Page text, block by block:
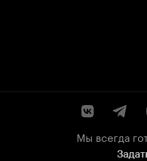
Мы всегда